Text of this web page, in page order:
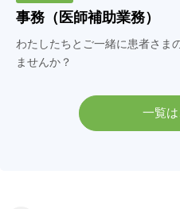
事務（医師補助業務）
わたしたちとご一緒に患者さま
ませんか？
一覧